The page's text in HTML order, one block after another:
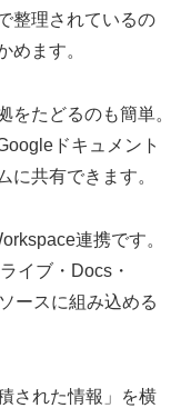
整理されているの
めます。
をたどるのも簡単。
ドキュメント
に共有できます。
連携です。
イブ・Docs・
ースに組み込める
された情報」を横